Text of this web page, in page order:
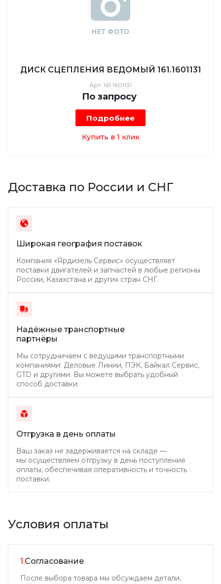
ДИСК СЦЕПЛЕНИЯ ВЕДОМЫЙ 161.1601131
Арт. 161.1601131
По запросу
Подробнее
Купить в 1 клик
Доставка по России и СНГ
Широкая география поставок
Компания «Ярдизель Сервис» осуществляет
поставки двигателей и запчастей в любые регионы
России, Казахстана и других стран СНГ.
Надёжные транспортные
партнёры
Мы сотрудничаем с ведущими транспортными
компаниями: Деловые Линии, ПЭК, Байкал Сервис,
GTD и другими. Вы можете выбрать удобный
способ доставки.
Отгрузка в день оплаты
Ваш заказ не задерживается на складе —
мы осуществляем отгрузку в день поступления
оплаты, обеспечивая оперативность и точность
поставки.
Условия оплаты
1.Согласование
После выбора товара мы обсуждаем детали,